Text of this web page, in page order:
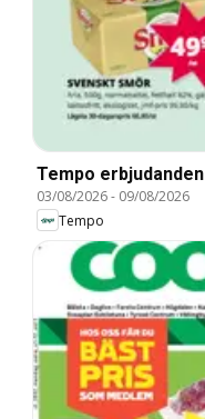
Tempo erbjudanden
03/08/2026- 09/08/2026
Tempo